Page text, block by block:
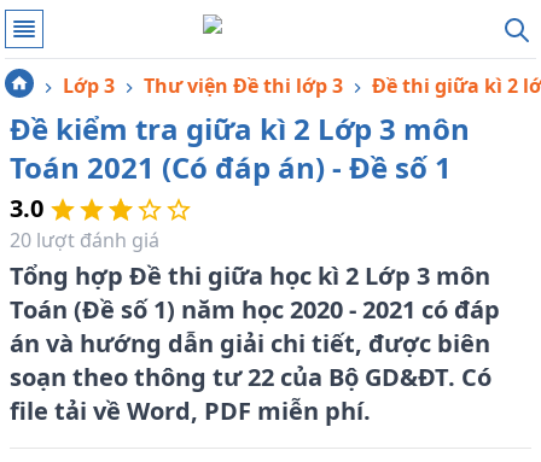
Lớp 3 Thư viện Đề thi lớp 3 Đề thi giữa kì 2
Đề kiểm tra giữa kì 2 Lớp 3 môn
Toán 2021 (Có đáp án) - Đề số 1
Tổng hợp Đề thi giữa học kì 2 Lớp 3 môn
Toán (Đề số 1) năm học 2020 - 2021 có đáp
án và hướng dẫn giải chi tiết, được biên
soạn theo thông tư 22 của Bộ GD&ĐT. Có
file tải về Word, PDF miễn phí.
3.0
20 lượt đánh giá